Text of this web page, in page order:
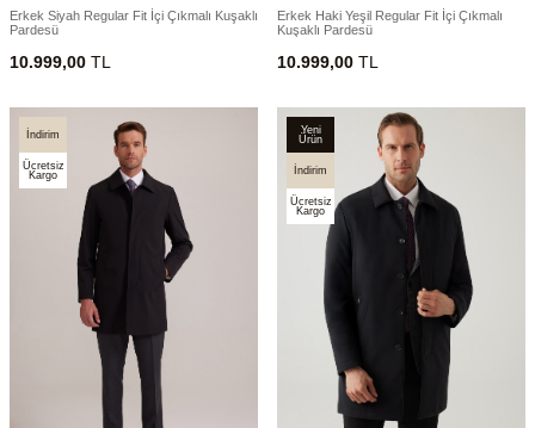
Erkek Siyah Regular Fit İçi Çıkmalı Kuşaklı
Pardesü
10.999,00 TL
Erkek Haki Yeşil Regular Fit İçi Çıkmalı
Kuşaklı Pardesü
10.999,00 TL
İndirim
Ücretsiz
Kargo
Yeni
Ürün
İndirim
Ücretsiz
Kargo